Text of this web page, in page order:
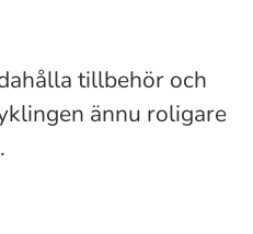
tillbehör och
ännu roligare